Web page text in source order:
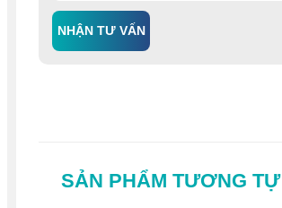
NHẬN TƯ VẤN
SẢN PHẨM TƯƠNG TỰ